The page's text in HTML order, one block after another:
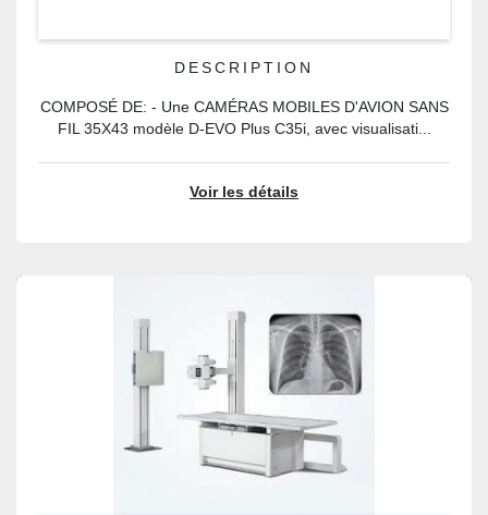
DESCRIPTION
COMPOSÉ DE: - Une CAMÉRAS MOBILES D'AVION SANS
FIL 35X43 modèle D-EVO Plus C35i, avec visualisati...
Voir les détails